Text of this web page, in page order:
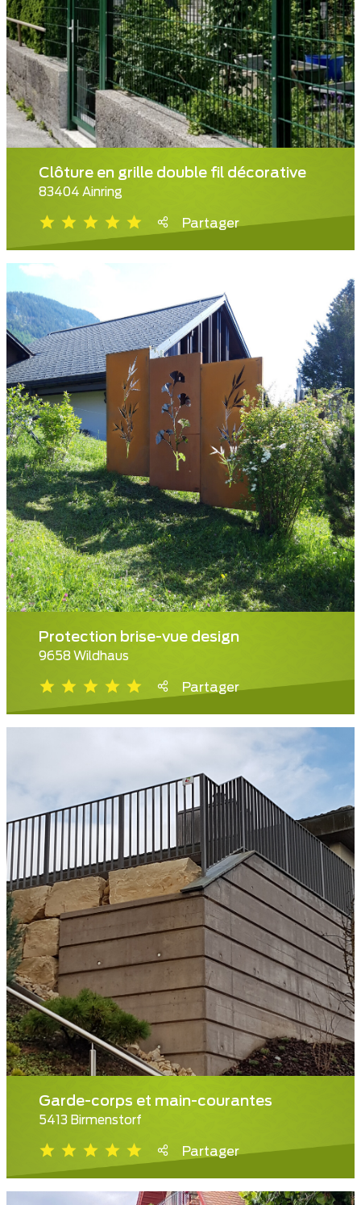
Clôture en grille double fil décorative
83404 Ainring
Partager
Protection brise-vue design
9658 Wildhaus
Partager
Garde-corps et main-courantes
5413 Birmenstorf
Partager